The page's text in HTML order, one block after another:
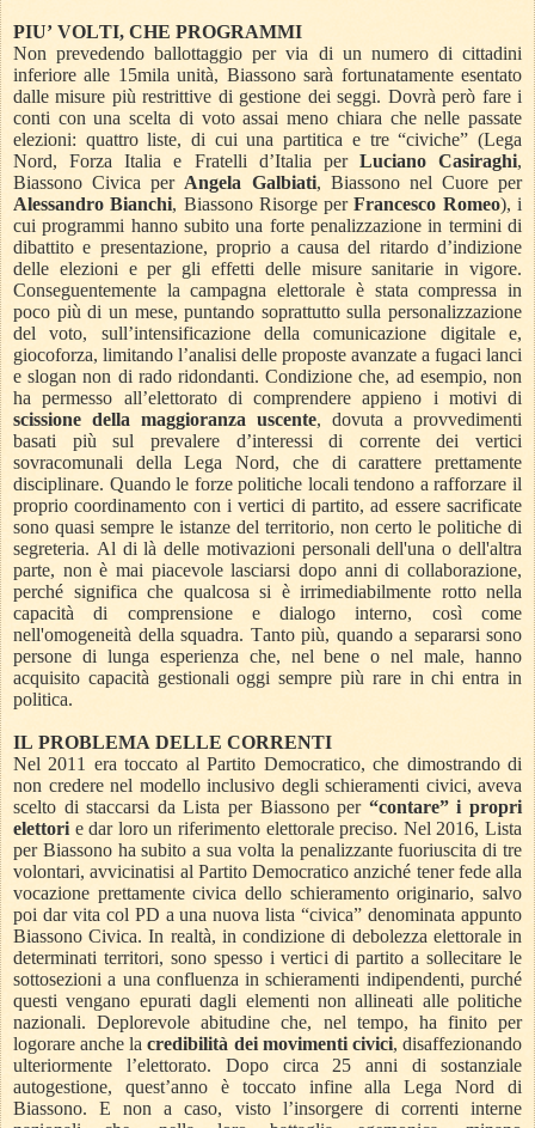
PIU’ VOLTI, CHE PROGRAMMI
Non prevedendo ballottaggio per via di un numero di cittadini
inferiore alle 15mila unità, Biassono sarà fortunatamente esentato
dalle misure più restrittive di gestione dei seggi. Dovrà però fare i
conti con una scelta di voto assai meno chiara che nelle passate
elezioni: quattro liste, di cui una partitica e tre “civiche” (Lega
Nord, Forza Italia e Fratelli d’Italia per Luciano Casiraghi,
Biassono Civica per Angela Galbiati, Biassono nel Cuore per
Alessandro Bianchi, Biassono Risorge perFrancesco Romeo), i
cui programmi hanno subito una forte penalizzazione in termini di
dibattito e presentazione, proprio a causa del ritardo d’indizione
delle elezioni e per gli effetti delle misure sanitarie in vigore.
Conseguentemente la campagna elettorale è stata compressa in
poco più di un mese, puntando soprattutto sulla personalizzazione
del voto, sull’intensificazione della comunicazione digitale e,
giocoforza, limitando l’analisi delle proposte avanzate a fugaci lanci
e slogan non di rado ridondanti. Condizione che, ad esempio, non
ha permesso all’elettorato di comprendere appieno i motivi di
scissione della maggioranza uscente, dovuta a provvedimenti
basati più sul prevalere d’interessi di corrente dei vertici
sovracomunali della Lega Nord, che di carattere prettamente
disciplinare. Quando le forze politiche locali tendono a rafforzare il
proprio coordinamento con i vertici di partito, ad essere sacrificate
sono quasi sempre le istanze del territorio, non certo le politiche di
segreteria. Al di là delle motivazioni personali dell'una o dell'altra
parte, non è mai piacevole lasciarsi dopo anni di collaborazione,
perché significa che qualcosa si è irrimediabilmente rotto nella
capacità di comprensione e dialogo interno, così come
nell'omogeneità della squadra. Tanto più, quando a separarsi sono
persone di lunga esperienza che, nel bene o nel male, hanno
acquisito capacità gestionali oggi sempre più rare in chi entra in
politica.
IL PROBLEMA DELLE CORRENTI
Nel 2011 era toccato al Partito Democratico, che dimostrando di
non credere nel modello inclusivo degli schieramenti civici, aveva
scelto di staccarsi da Lista per Biassono per “contare” i propri
elettori e dar loro un riferimento elettorale preciso. Nel 2016, Lista
per Biassono ha subito a sua volta la penalizzante fuoriuscita di tre
volontari, avvicinatisi al Partito Democratico anziché tener fede alla
vocazione prettamente civica dello schieramento originario, salvo
poi dar vita col PD a una nuova lista “civica” denominata appunto
Biassono Civica. In realtà, in condizione di debolezza elettorale in
determinati territori, sono spesso i vertici di partito a sollecitare le
sottosezioni a una confluenza in schieramenti indipendenti, purché
questi vengano epurati dagli elementi non allineati alle politiche
nazionali. Deplorevole abitudine che, nel tempo, ha finito per
logorare anche lacredibilità dei movimenti civici, disaffezionando
ulteriormente l’elettorato. Dopo circa 25 anni di sostanziale
autogestione, quest’anno è toccato infine alla Lega Nord di
Biassono. E non a caso, visto l’insorgere di correnti interne